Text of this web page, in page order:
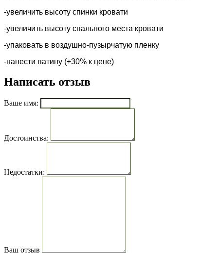
-увеличить высоту спинки кровати
-увеличить высоту спального места кровати
-упаковать в воздушно-пузырчатую пленку
-нанести патину (+30% к цене)
Написать отзыв
Ваше имя:
Достоинства:
Недостатки:
Ваш отзыв